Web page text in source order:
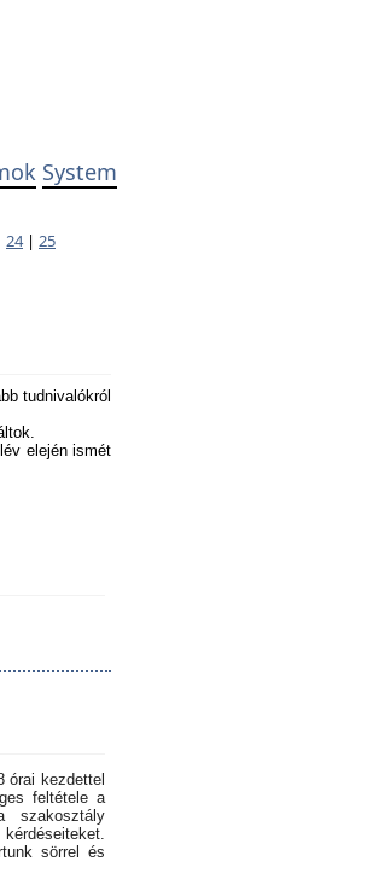
System
24| 25
tudnivalókról
elején ismét
órai kezdettel
feltétele a
szakosztály
sörrel és